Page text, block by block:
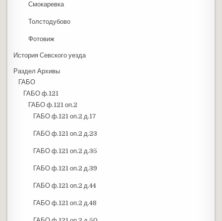
Смокаревка
Толстодубово
Фотовиж
История Севского уезда
Раздел Архивы
ГАБО
ГАБО ф.121
ГАБО ф.121 оп.2
ГАБО ф.121 оп.2 д.17
ГАБО ф.121 оп.2 д.23
ГАБО ф.121 оп.2 д.35
ГАБО ф.121 оп.2 д.39
ГАБО ф.121 оп.2 д.44
ГАБО ф.121 оп.2 д.48